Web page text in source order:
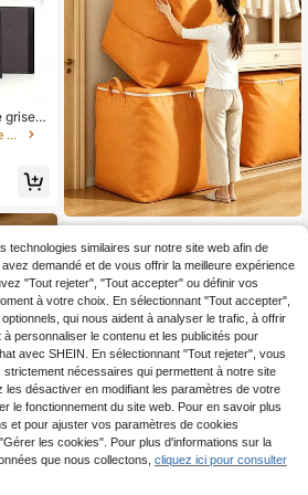
grise e
Poch
convi
de Sacs de certificat
nt extra large et épaissi avec poign
ée de traction renforcée, sac de ran
gement portable pliable et impermé
able durable, plusieurs tailles, convi
ent pour le dortoir, la maison, le bure
au et les voyages, sac de rangemen
t sous le lit pour le déménagement,
accessoires essentiels de vie unive
rsitaire robuste
Dès 6
en stock
technologies similaires sur notre site web afin de
demandé et de vous offrir la meilleure expérience
"Tout rejeter", "Tout accepter" ou définir vos
à votre choix. En sélectionnant "Tout accepter",
qui nous aident à analyser le trafic, à offrir
personnaliser le contenu et les publicités pour
avec SHEIN. En sélectionnant "Tout rejeter", vous
nécessaires qui permettent à notre site
les désactiver en modifiant les paramètres de votre
le fonctionnement du site web. Pour en savoir plus
et pour ajuster vos paramètres de cookies
les cookies". Pour plus d'informations sur la
que nous collectons, cliquez ici pour consulter